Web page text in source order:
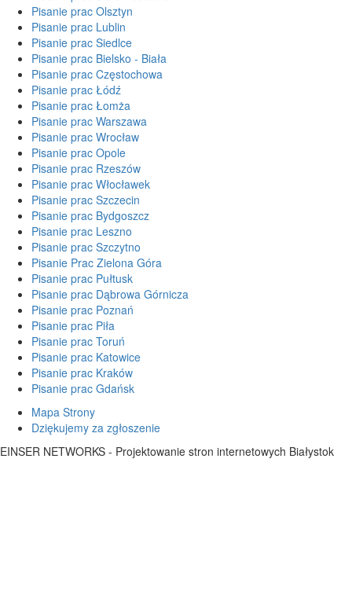
Pisanie prac Olsztyn
Pisanie prac Lublin
Pisanie prac Siedlce
Pisanie prac Bielsko - Biała
Pisanie prac Częstochowa
Pisanie prac Łódź
Pisanie prac Łomża
Pisanie prac Warszawa
Pisanie prac Wrocław
Pisanie prac Opole
Pisanie prac Rzeszów
Pisanie prac Włocławek
Pisanie prac Szczecin
Pisanie prac Bydgoszcz
Pisanie prac Leszno
Pisanie prac Szczytno
Pisanie Prac Zielona Góra
Pisanie prac Pułtusk
Pisanie prac Dąbrowa Górnicza
Pisanie prac Poznań
Pisanie prac Piła
Pisanie prac Toruń
Pisanie prac Katowice
Pisanie prac Kraków
Pisanie prac Gdańsk
Mapa Strony
Dziękujemy za zgłoszenie
EINSER NETWORKS - Projektowanie stron internetowych Białystok